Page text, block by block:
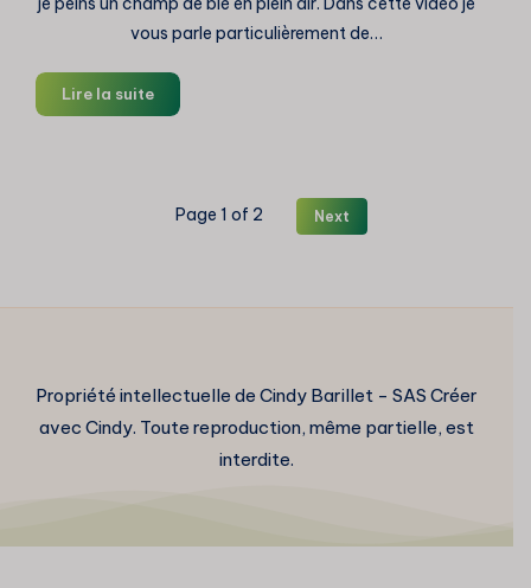
vous parle particulièrement de…
Lire la suiteChamp
de
Page 1 of 2 Next
Propriété intellectuelle de Cindy Barillet - SAS Créer
avec Cindy. Toute reproduction, même partielle, est
interdite.